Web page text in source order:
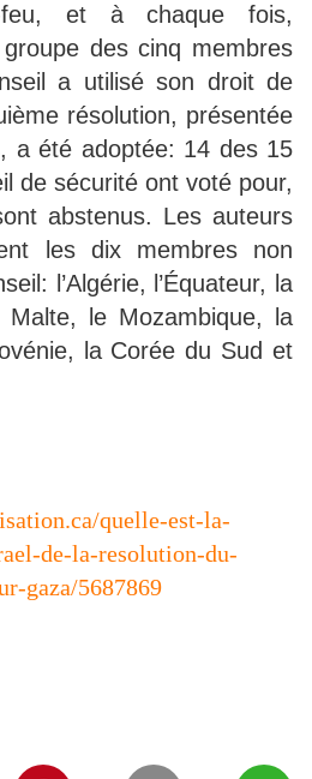
feu, et à chaque fois,
des cinq membres
a utilisé son droit de
résolution, présentée
a été adoptée: 14 des 15
de sécurité ont voté pour,
abstenus. Les auteurs
les dix membres non
l’Algérie, l’Équateur, la
le Mozambique, la
la Corée du Sud et
quelle-est-la-
de-la-resolution-du-
gaza/5687869